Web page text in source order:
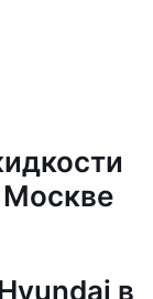
Москве
в